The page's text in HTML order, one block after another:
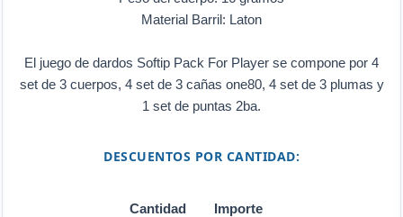
Material Barril: Laton
El juego de dardos Softip Pack For Player se compone por 4
set de 3 cuerpos, 4 set de 3 cañas one80, 4 set de 3 plumas y
1 set de puntas 2ba.
DESCUENTOS POR CANTIDAD:
Cantidad
Importe